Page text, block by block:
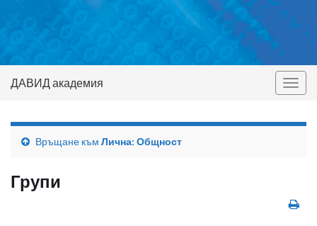
ДАВИД академия
Връщане към Лична: Общност
Групи